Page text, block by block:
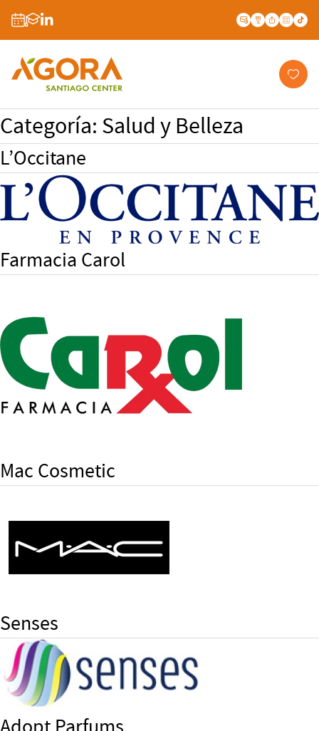
Categoría: Salud y Belleza
L’Occitane
Farmacia Carol
Mac Cosmetic
Senses